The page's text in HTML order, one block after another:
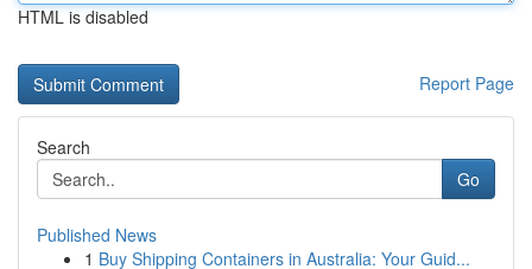
HTML is disabled
Report Page
Search
Go
Published News
1 Buy Shipping Containers in Australia: Your Guid...